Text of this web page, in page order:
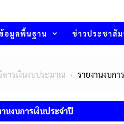
อมูลพื้นฐาน ข่าวประชาสั
หารเงินงบประมาณ รายงานงบกา
านงบการเงินประจำปี